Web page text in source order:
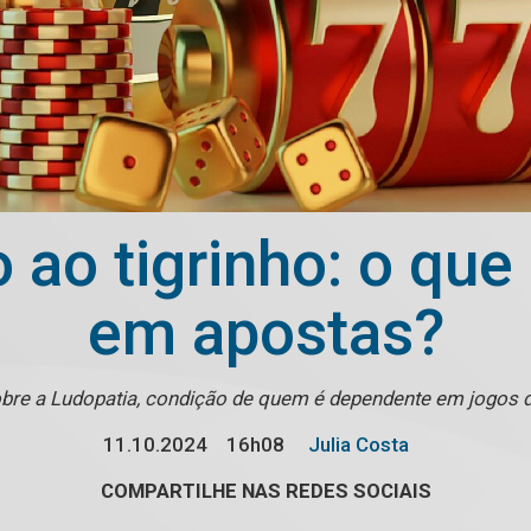
ao tigrinho: o
em apostas?
a Ludopatia, condição de quem é dependente em jogos
11.10.2024
16h08
Julia Costa
COMPARTILHE NAS REDES SOCIAIS